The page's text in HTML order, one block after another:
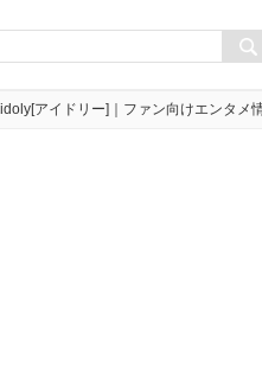
アイドリー]｜ファン向けエンタメ